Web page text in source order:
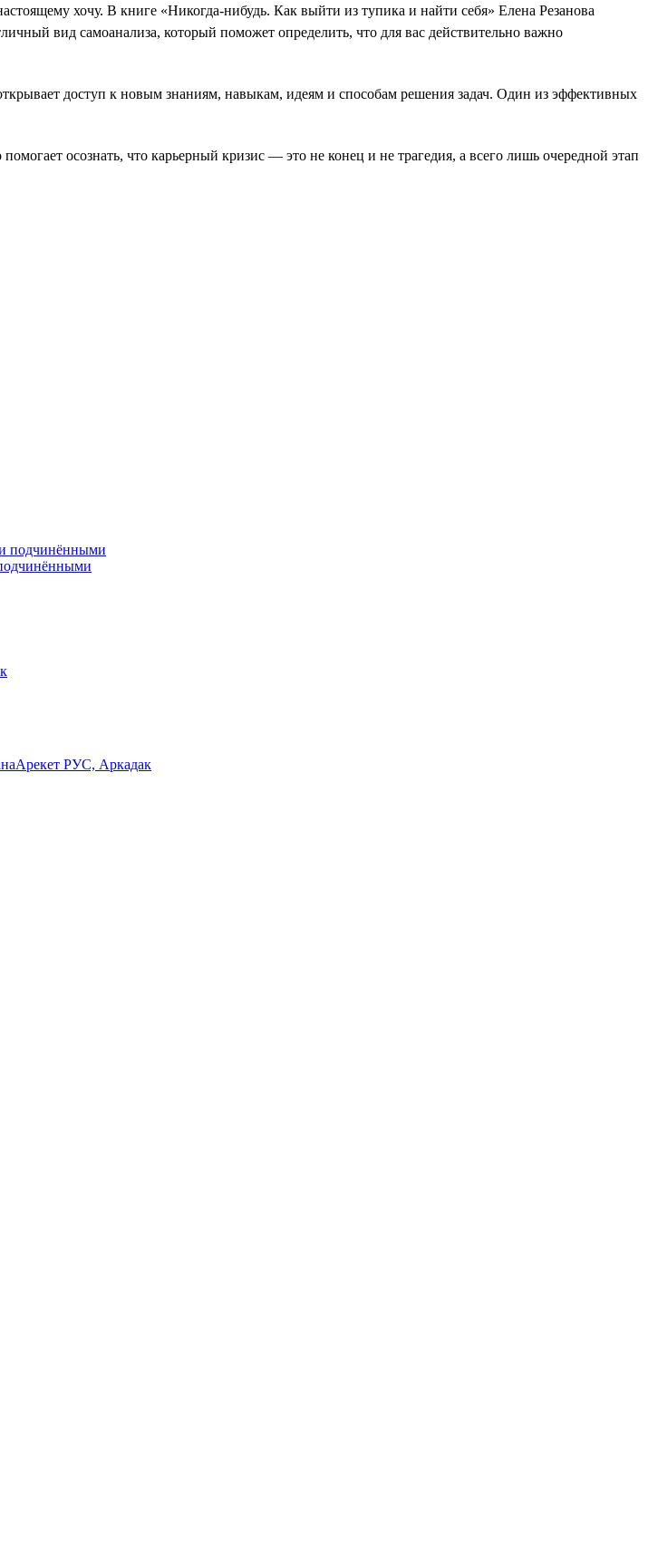
хочу. В книге «Никогда-нибудь. Как выйти из тупика и найти себя» Елена Резанова
вид самоанализа, который поможет определить, что для вас действительно важно
доступ к новым знаниям, навыкам, идеям и способам решения задач. Один из эффективных
осознать, что карьерный кризис — это не конец и не трагедия, а всего лишь очередной этап
подчинёнными
Арекет РУС, Аркадак